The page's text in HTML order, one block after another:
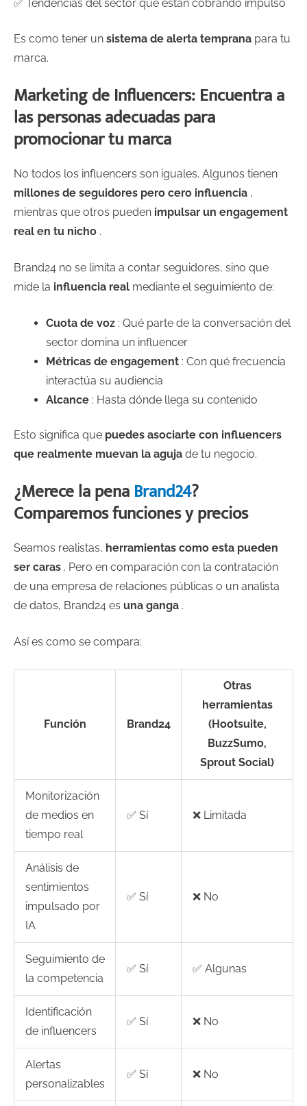
✅ Tendencias del sector que están cobrando impulso
Es como tener un sistema de alerta temprana para tu
marca.
Marketing de Influencers: Encuentra a
las personas adecuadas para
promocionar tu marca
No todos los influencers son iguales. Algunos tienen
millones de seguidores pero cero influencia ,
mientras que otros pueden impulsar un engagement
real en tu nicho .
Brand24 no se limita a contar seguidores, sino que
mide la influencia real mediante el seguimiento de:
Cuota de voz : Qué parte de la conversación del
sector domina un influencer
Métricas de engagement : Con qué frecuencia
interactúa su audiencia
Alcance : Hasta dónde llega su contenido
Esto significa que puedes asociarte con influencers
que realmente muevan la aguja de tu negocio.
¿Merece la penaBrand24?
Comparemos funciones y precios
Seamos realistas, herramientas como esta pueden
ser caras . Pero en comparación con la contratación
de una empresa de relaciones públicas o un analista
de datos, Brand24 es una ganga .
Así es como se compara:
Función Brand24
Otras
herramientas
(Hootsuite,
BuzzSumo,
Sprout Social)
Monitorización
de medios en
tiempo real
✅ Sí ❌ Limitada
Análisis de
sentimientos
impulsado por
IA
✅ Sí ❌ No
Seguimiento de
la competencia
✅ Sí ✅ Algunas
Identificación
de influencers
✅ Sí ❌ No
Alertas
personalizables
✅ Sí ❌ No